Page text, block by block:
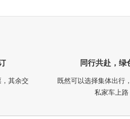
其余交
同行共赴，绿
既然可以选择集体出行
私家车上路